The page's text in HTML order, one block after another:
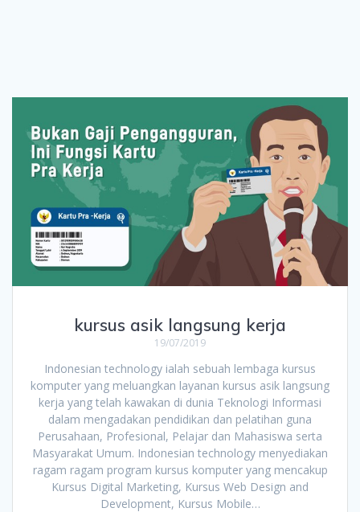
kursus asik langsung kerja
19/07/2019
Indonesian technology ialah sebuah lembaga kursus
komputer yang meluangkan layanan kursus asik langsung
kerja yang telah kawakan di dunia Teknologi Informasi
dalam mengadakan pendidikan dan pelatihan guna
Perusahaan, Profesional, Pelajar dan Mahasiswa serta
Masyarakat Umum. Indonesian technology menyediakan
ragam ragam program kursus komputer yang mencakup
Kursus Digital Marketing, Kursus Web Design and
Development, Kursus Mobile…